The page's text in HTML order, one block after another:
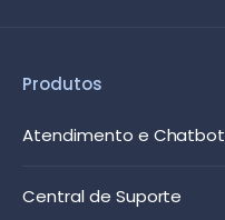
Produtos
Atendimento e Chatbot
Central de Suporte